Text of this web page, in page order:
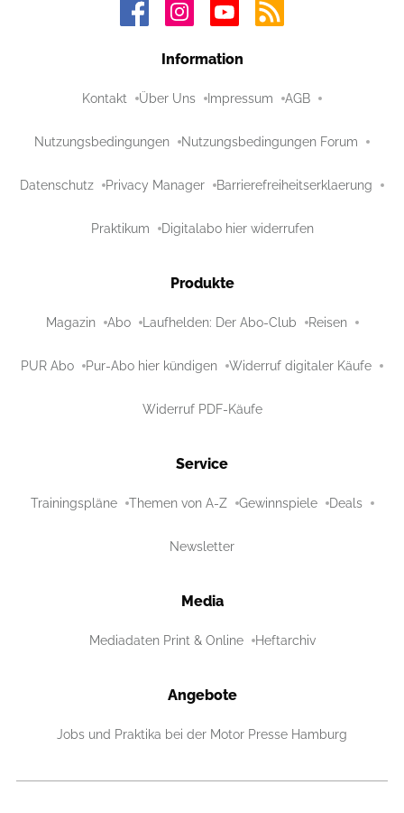
Information
Kontakt Über Uns Impressum AGB
Nutzungsbedingungen Nutzungsbedingungen Forum
Datenschutz Privacy Manager Barrierefreiheitserklaerung
Praktikum Digitalabo hier widerrufen
Produkte
Magazin Abo Laufhelden: Der Abo-Club Reisen
PUR Abo Pur-Abo hier kündigen Widerruf digitaler Käufe
Widerruf PDF-Käufe
Service
Trainingspläne Themen von A-Z Gewinnspiele Deals
Newsletter
Media
Mediadaten Print & Online Heftarchiv
Angebote
Jobs und Praktika bei der Motor Presse Hamburg